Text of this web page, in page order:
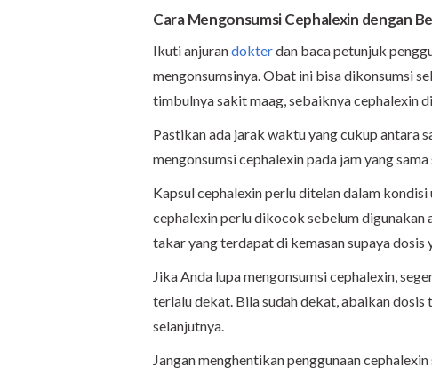
Cara Mengonsumsi Cephalexin dengan
Ikuti anjurandokterdan baca petunjuk
mengonsumsinya. Obat ini bisa dikonsumsi
timbulnya sakit maag, sebaiknya cephalexin
Pastikan ada jarak waktu yang cukup antara
mengonsumsi cephalexin pada jam yang
Kapsul cephalexin perlu ditelan dalam
cephalexin perlu dikocok sebelum
takar yang terdapat di kemasan supaya dosis
Jika Anda lupa mengonsumsi cephalexin,
terlalu dekat. Bila sudah dekat, abaikan dosis
selanjutnya.
Jangan menghentikan penggunaan